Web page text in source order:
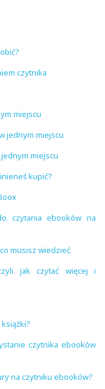
czytnika
miejscu
jednym miejscu
miejscu
kupić?
czytania ebooków na
musisz wiedzieć
jak czytać więcej i
czytnika ebooków
na czytniku ebooków?